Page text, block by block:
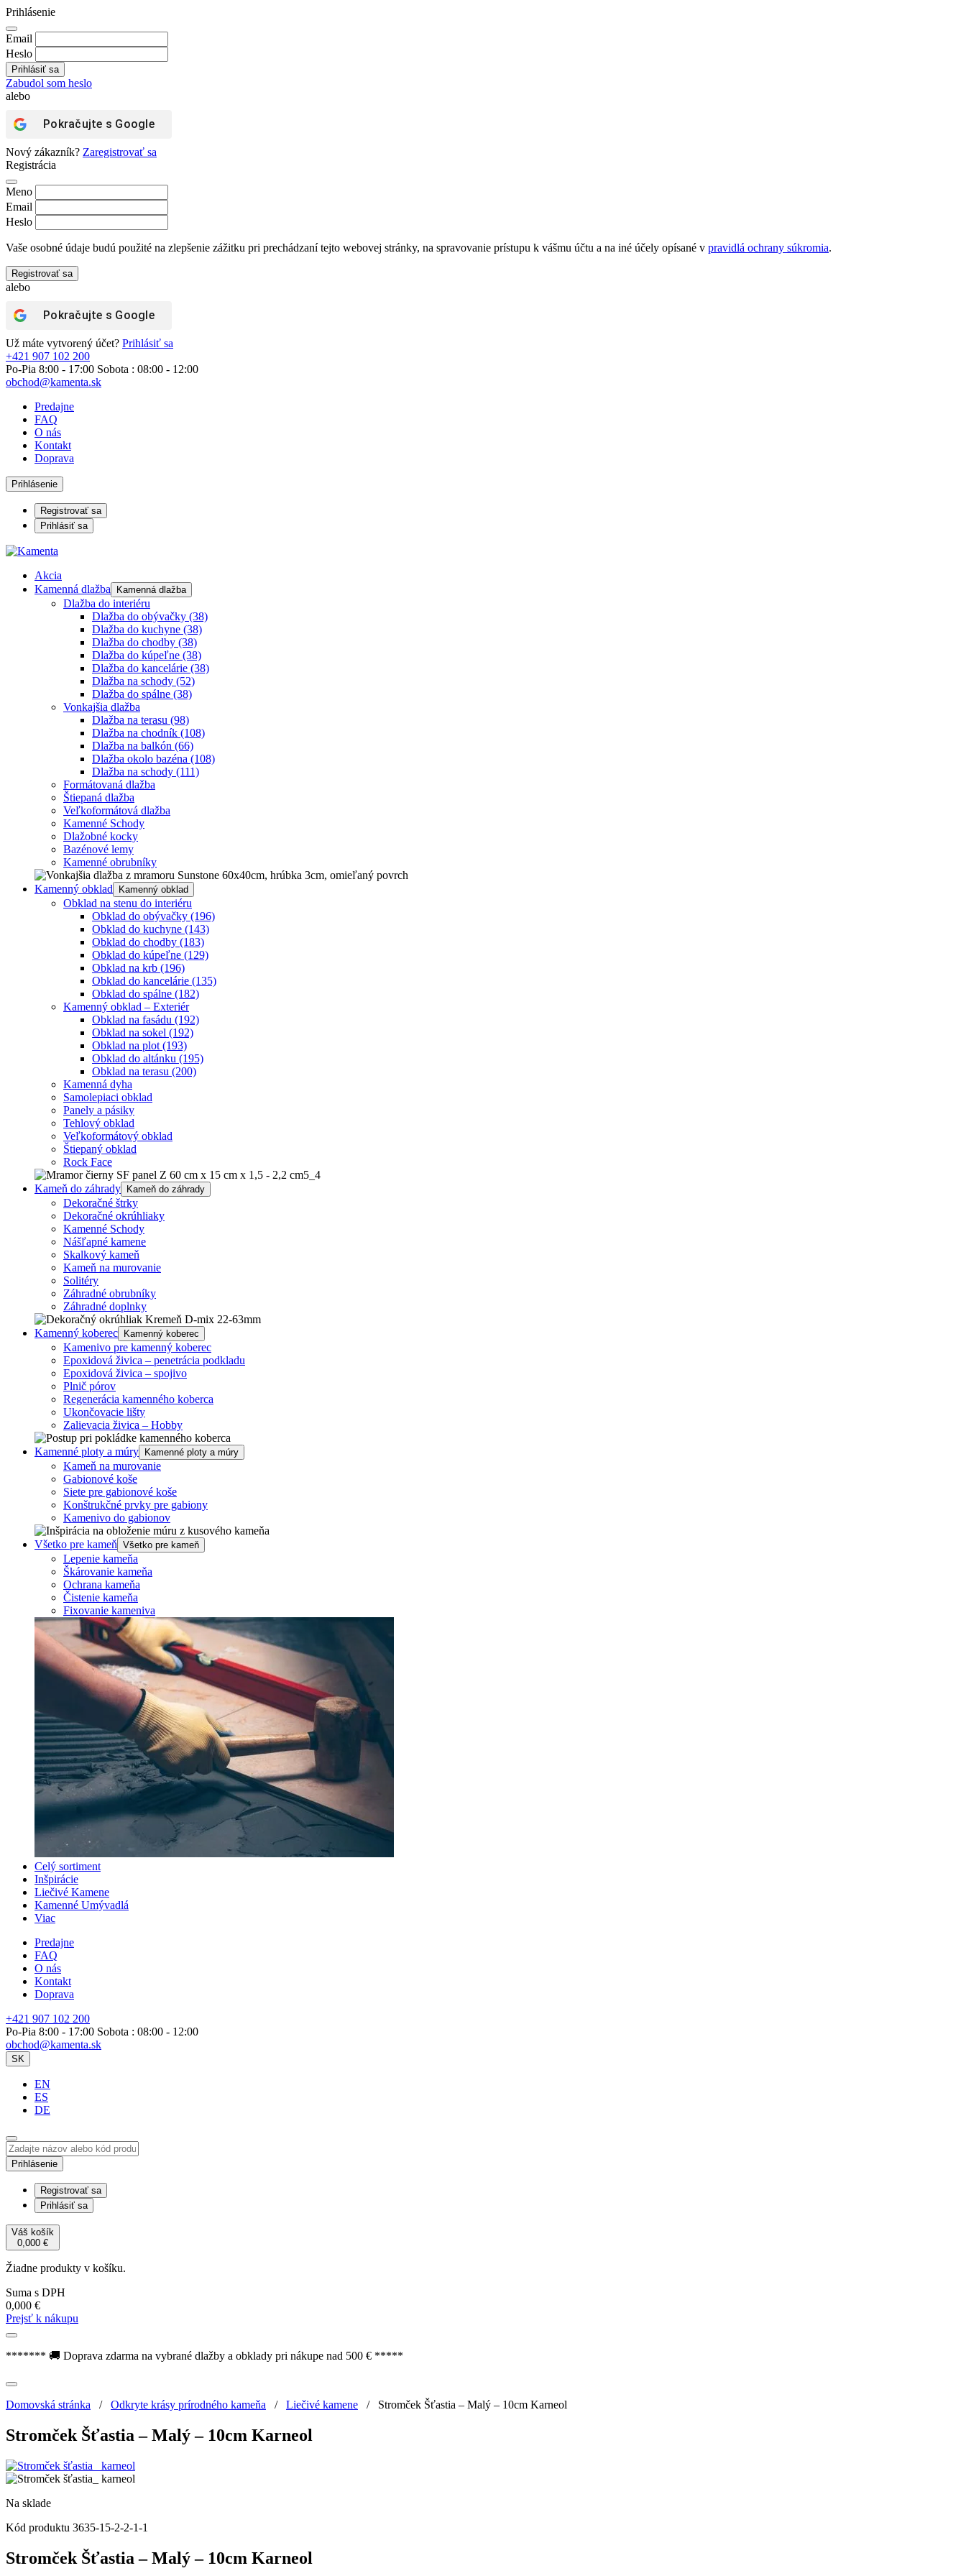
Prihlásenie
Email
Heslo
Zabudol som heslo
alebo
Pokračujte s Google
Nový zákazník? Zaregistrovať sa
Registrácia
Meno
Email
Heslo
Vaše osobné údaje budú použité na zlepšenie zážitku pri prechádzaní tejto webovej stránky, na spravovanie prístupu k vášmu účtu a na iné účely opísané v pravidlá ochrany súkromia.
Registrovať sa
alebo
Pokračujte s Google
Už máte vytvorený účet? Prihlásiť sa
+421 907 102 200
Po-Pia 8:00 - 17:00 Sobota : 08:00 - 12:00
obchod@kamenta.sk
Predajne
FAQ
O nás
Kontakt
Doprava
Prihlásenie
Registrovať sa
Prihlásiť sa
Akcia
Kamenná dlažba
Kamenná dlažba
Dlažba do interiéru
Dlažba do obývačky (38)
Dlažba do kuchyne (38)
Dlažba do chodby (38)
Dlažba do kúpeľne (38)
Dlažba do kancelárie (38)
Dlažba na schody (52)
Dlažba do spálne (38)
Vonkajšia dlažba
Dlažba na terasu (98)
Dlažba na chodník (108)
Dlažba na balkón (66)
Dlažba okolo bazéna (108)
Dlažba na schody (111)
Formátovaná dlažba
Štiepaná dlažba
Veľkoformátová dlažba
Kamenné Schody
Dlažobné kocky
Bazénové lemy
Kamenné obrubníky
Kamenný obklad Kamenný obklad
Obklad na stenu do interiéru
Obklad do obývačky (196)
Obklad do kuchyne (143)
Obklad do chodby (183)
Obklad do kúpeľne (129)
Obklad na krb (196)
Obklad do kancelárie (135)
Obklad do spálne (182)
Kamenný obklad – Exteriér
Obklad na fasádu (192)
Obklad na sokel (192)
Obklad na plot (193)
Obklad do altánku (195)
Obklad na terasu (200)
Kamenná dyha
Samolepiaci obklad
Panely a pásiky
Tehlový obklad
Veľkoformátový obklad
Štiepaný obklad
Rock Face
Kameň do záhrady Kameň do záhrady
Dekoračné štrky
Dekoračné okrúhliaky
Kamenné Schody
Nášľapné kamene
Skalkový kameň
Kameň na murovanie
Solitéry
Záhradné obrubníky
Záhradné doplnky
Kamenný koberec Kamenný koberec
Kamenivo pre kamenný koberec
Epoxidová živica – penetrácia podkladu
Epoxidová živica – spojivo
Plnič pórov
Regenerácia kamenného koberca
Ukončovacie lišty
Zalievacia živica – Hobby
Kamenné ploty a múry Kamenné ploty a múry
Kameň na murovanie
Gabionové koše
Siete pre gabionové koše
Konštrukčné prvky pre gabiony
Kamenivo do gabionov
Všetko pre kameň Všetko pre kameň
Lepenie kameňa
Škárovanie kameňa
Ochrana kameňa
Čistenie kameňa
Fixovanie kameniva
Celý sortiment
Inšpirácie
Liečivé Kamene
Kamenné Umývadlá
Viac
Predajne
FAQ
O nás
Kontakt
Doprava
+421 907 102 200
Po-Pia 8:00 - 17:00 Sobota : 08:00 - 12:00
obchod@kamenta.sk
SK
EN
ES
DE
Prihlásenie
Registrovať sa
Prihlásiť sa
Váš košík
0,000 €
Žiadne produkty v košíku.
Suma s DPH
0,000 €
Prejsť k nákupu
******* 🚚 Doprava zdarma na vybrané dlažby a obklady pri nákupe nad 500 € *****
Domovská stránka / Odkryte krásy prírodného kameňa / Liečivé kamene / Stromček Šťastia – Malý – 10cm Karneol
Stromček Šťastia – Malý – 10cm Karneol
Na sklade
Kód produktu 3635-15-2-2-1-1
Stromček Šťastia – Malý – 10cm Karneol